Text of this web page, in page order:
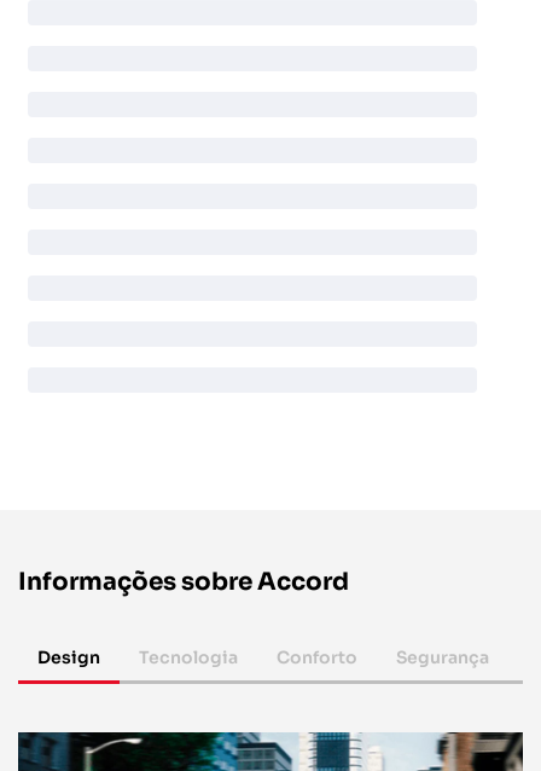
Informações sobre Accord
Design Tecnologia Conforto Segurança